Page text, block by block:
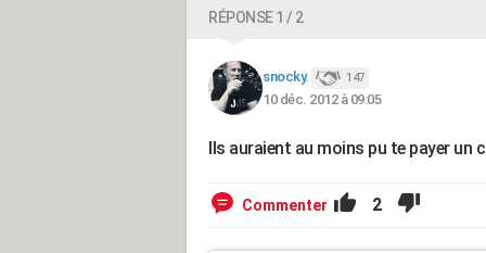
RÉPONSE 1 / 2
snocky. 147
10 déc. 2012 à 09:05
Ils auraient au moins pu te payer un
Commenter 2